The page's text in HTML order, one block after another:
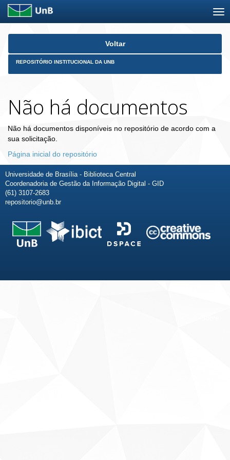
Skip
Voltar
REPOSITÓRIO INSTITUCIONAL DA UNB
Não há documentos
Não há documentos disponíveis no repositório de acordo com a
sua solicitação.
Página inicial do repositório
Universidade de Brasília - Biblioteca Central
Coordenadoria de Gestão da Informação Digital - GID
(61) 3107-2683
repositorio@unb.br